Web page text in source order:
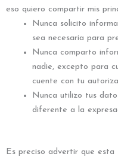
eso quiero compartir mis
Nunca solicito
sea necesaria para
Nunca comparto
nadie, excepto para
cuente con tu
Nunca utilizo tus
diferente a la
Es preciso advertir que